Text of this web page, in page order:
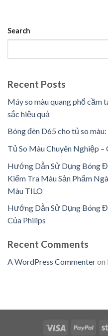
Search
Recent Posts
Máy so màu quang phổ cầm
sắc hiệu quả
Bóng đèn D65 cho tủ so
Tủ So Màu Chuyên Nghiệp –
Hướng Dẫn Sử Dụng Bóng
Kiểm Tra Màu Sản Phẩm
Màu TILO
Hướng Dẫn Sử Dụng Bóng
Của Philips
Recent Comments
A WordPress Commenteron